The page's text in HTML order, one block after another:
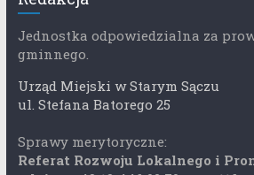
Jednostka odpowiedzialna za
gminnego.
Urząd Miejski w Starym Sączu
ul. Stefana Batorego 25
Sprawy merytoryczne:
Referat Rozwoju Lokalnego i